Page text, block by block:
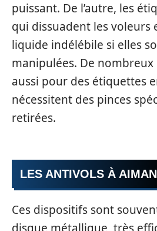
puissant. De l’autre, les
qui dissuadent les voleurs
liquide indélébile si elles
manipulées. De
aussi pour des étiquettes
nécessitent des pinces
retirées.
LES ANTIVOLS À
Ces dispositifs sont